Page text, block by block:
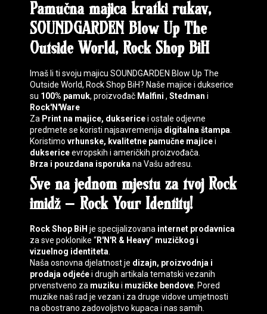
Pamučna majica kratki rukav,
SOUNDGARDEN Blow Up The
Outside World, Rock Shop BiH
Imaš li ti svoju majicu SOUNDGARDEN Blow Up The
Outside World, Rock Shop BiH? Naše majice i dukserice
su 100% pamuk, proizvođač Malfini , Stedman i
Rock'N'Ware
Za Print na majice, duksericei ostale odjevne
predmete se koristi najsavremenija digitalna štampa
Koristimo vrhunske, kvalitetne pamučne majicei
duksericeevropskih i američkih proizvođača.
Brza i pouzdana isporuka na Vašu adresu.
Sve na jednom mjestu za tvoj Rock
imidž– Rock Your Identity!
Rock Shop BiH je specijalizovana internet prodavnica
za sve poklonike “R'N'R & Heavy” muzičkog i
vizuelnog identiteta
Naša osnovna djelatnost je dizajn, proizvodnja i
prodaja odjećei drugih artikala tematski vezanih
prvenstveno za muziku i muzičke bendove . Pored
muzike naš rad je vezan i za druge vidove umjetnosti
na obostrano zadovoljstvo kupaca i nas samih.